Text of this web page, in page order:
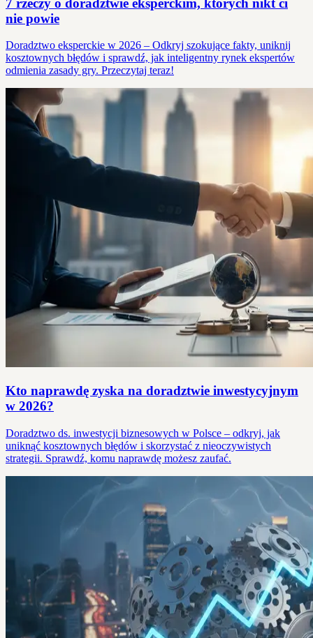
nie powie
Doradztwo eksperckie w 2026 – Odkryj szokujące fakty, uniknij
kosztownych błędów i sprawdź, jak inteligentny rynek ekspertów
odmienia zasady gry. Przeczytaj teraz!
Kto naprawdę zyska na doradztwie inwestycyjnym
w 2026?
Doradztwo ds. inwestycji biznesowych w Polsce – odkryj, jak
uniknąć kosztownych błędów i skorzystać z nieoczywistych
strategii. Sprawdź, komu naprawdę możesz zaufać.